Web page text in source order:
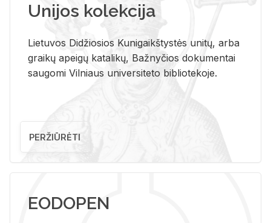
Unijos kolekcija
Lietuvos Didžiosios Kunigaikštystės unitų, arba
graikų apeigų katalikų, Bažnyčios dokumentai
saugomi Vilniaus universiteto bibliotekoje.
PERŽIŪRĖTI
EODOPEN